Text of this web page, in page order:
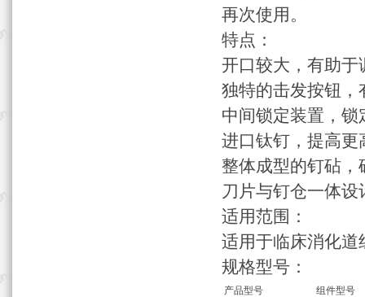
再次使用。
特点：
开口较大，有助于
独特的击发按钮，
中间锁定装置，锁
进口钛钉，提高更
整体成型的钉砧，
刀片与钉仓一体
适用范围：
适用于临床消化道
规格型号：
产品型号
组件型号